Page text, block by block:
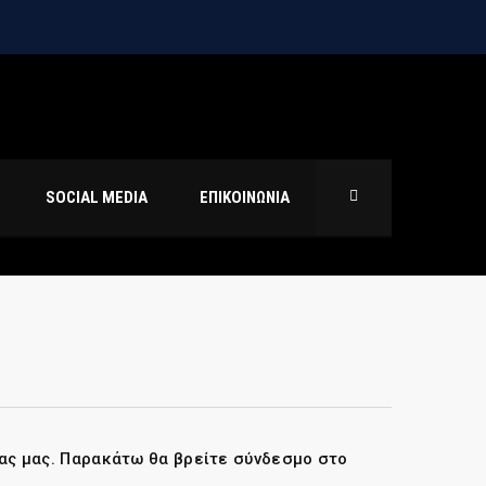
SOCIAL MEDIA ΕΠΙΚΟΙΝΩΝΙΑ
μας. Παρακάτω θα βρείτε σύνδεσμο στο